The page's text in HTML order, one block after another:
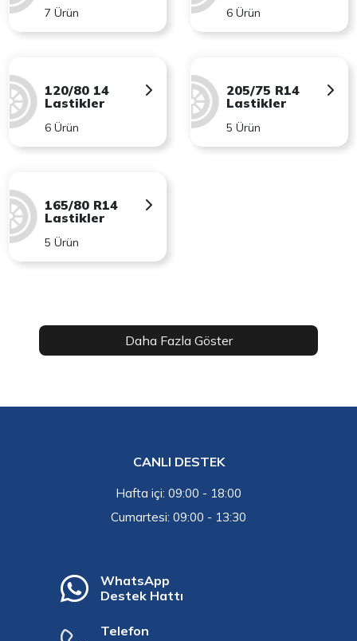
7 Ürün 6 Ürün
120/80 14
Lastikler
6 Ürün
205/75 R14
Lastikler
5 Ürün
165/80 R14
Lastikler
5 Ürün
Daha Fazla Göster
CANLI DESTEK
Hafta içi: 09:00 - 18:00
Cumartesi: 09:00 - 13:30
WhatsApp
Destek Hattı
Telefon